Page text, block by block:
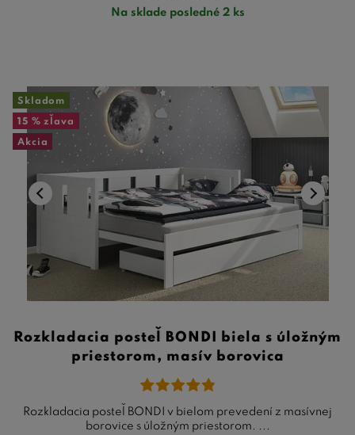
Na sklade posledné 2 ks
Skladom
15 % zľava
Akcia
Rozkladacia posteľ BONDI biela s úložným
priestorom, masív borovica
Rozkladacia posteľ BONDI v bielom prevedení z masívnej
borovice s úložným priestorom. ...